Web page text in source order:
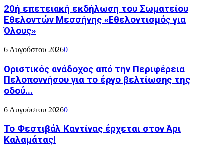
20ή επετειακή εκδήλωση του Σωματείου
Εθελοντών Μεσσήνης «Εθελοντισμός για
Όλους»
6 Αυγούστου 20260
Οριστικός ανάδοχος από την Περιφέρεια
Πελοποννήσου για το έργο βελτίωσης της
οδού...
6 Αυγούστου 20260
Το Φεστιβάλ Καντίνας έρχεται στον Άρι
Καλαμάτας!